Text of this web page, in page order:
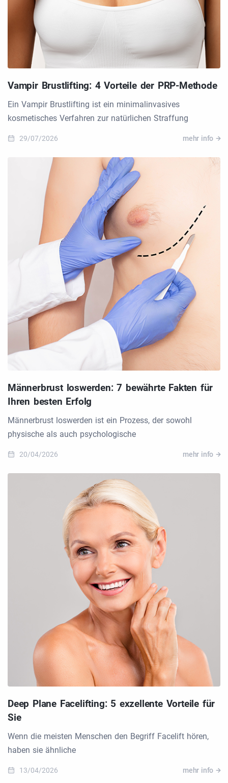
Vampir Brustlifting: 4 Vorteile der PRP-Methode
Ein Vampir Brustlifting ist ein minimalinvasives
kosmetisches Verfahren zur natürlichen Straffung
29/07/2026 mehr info
Männerbrust loswerden: 7 bewährte Fakten für
Ihren besten Erfolg
Männerbrust loswerden ist ein Prozess, der sowohl
physische als auch psychologische
20/04/2026 mehr info
Deep Plane Facelifting: 5 exzellente Vorteile für
Sie
Wenn die meisten Menschen den Begriff Facelift hören,
haben sie ähnliche
13/04/2026 mehr info